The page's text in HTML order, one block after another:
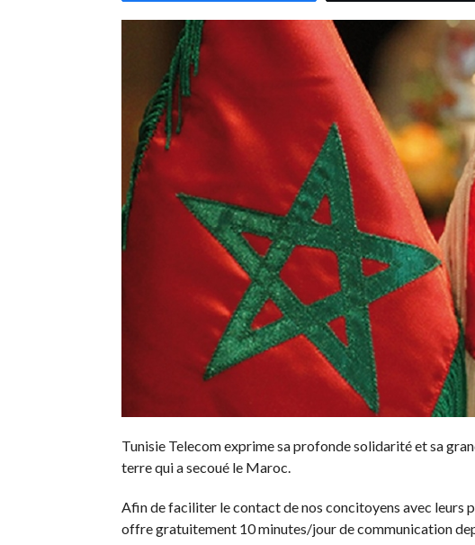
Tunisie Telecom exprime sa profonde solidarité et sa
terre qui a secoué le Maroc.
Afin de faciliter le contact de nos concitoyens avec leurs
offre gratuitement 10 minutes/jour de communication